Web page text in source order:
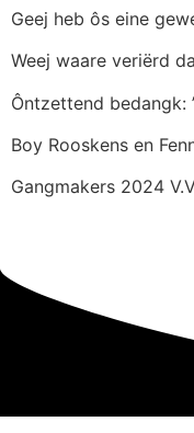
Geej heb ôs eine
Weej waare veriërd
Ôntzettend bedangk:
Boy Rooskens en
Gangmakers 2024